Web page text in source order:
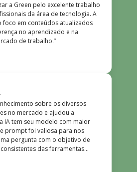
a Green pelo excelente trabalho
da área de tecnologia. A
foco em conteúdos atualizados
no aprendizado e na
de trabalho.”
sobre os diversos
no mercado e ajudou a
IA tem seu modelo com maior
prompt foi valiosa para nos
pergunta com o objetivo de
das ferramentas
é muito bom, além de
uma didática que incentiva o